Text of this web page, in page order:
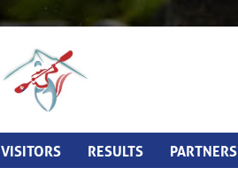
VISITORS RESULTS PARTNERS